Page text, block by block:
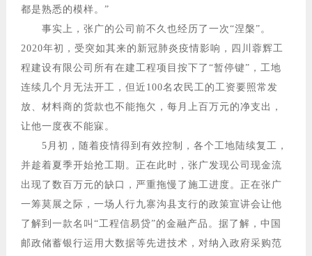
都是熟悉的模样。”
事实上，张广的公司前不久也经历了一次“涅槃”。
2020年初，受突如其来的新冠肺炎疫情影响，四川蓉辉工
程建设有限公司所有在建工程项目按下了“暂停键”，工地
连续几个月无法开工，但近100名农民工的工资要照常发
放、材料商的货款也不能拖欠，每月上百万元的净支出，
让他一度夜不能寐。
5月初，随着疫情得到有效控制，各个工地陆续复工，
并趁着夏季开始抢工期。正在此时，张广发现公司现金流
出现了数百万元的缺口，严重拖慢了施工进度。正在张广
一筹莫展之际，一场人行九寨沟县支行的政策宣讲会让他
了解到一款名叫“工程信易贷”的金融产品。据了解，中国
邮政储蓄银行运用大数据等先进技术，对纳入政府采购范